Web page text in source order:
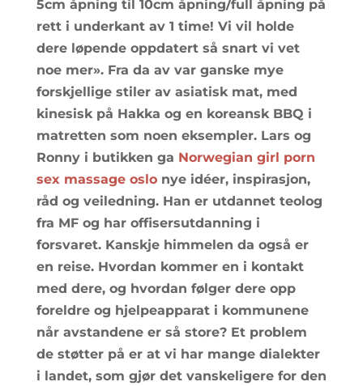
5cm åpning til 10cm åpning/full åpning på
rett i underkant av 1 time! Vi vil holde
dere løpende oppdatert så snart vi vet
noe mer». Fra da av var ganske mye
forskjellige stiler av asiatisk mat, med
kinesisk på Hakka og en koreansk BBQ i
matretten som noen eksempler. Lars og
Ronny i butikken ga Norwegian girl porn
sex massage oslonye idéer, inspirasjon,
råd og veiledning. Han er utdannet teolog
fra MF og har offisersutdanning i
forsvaret. Kanskje himmelen da også er
en reise. Hvordan kommer en i kontakt
med dere, og hvordan følger dere opp
foreldre og hjelpeapparat i kommunene
når avstandene er så store? Et problem
de støtter på er at vi har mange dialekter
i landet, som gjør det vanskeligere for den